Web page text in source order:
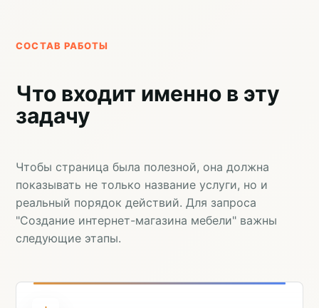
СОСТАВ РАБОТЫ
Что входит именно в эту
задачу
Чтобы страница была полезной, она должна
показывать не только название услуги, но и
реальный порядок действий. Для запроса
"Создание интернет-магазина мебели" важны
следующие этапы.